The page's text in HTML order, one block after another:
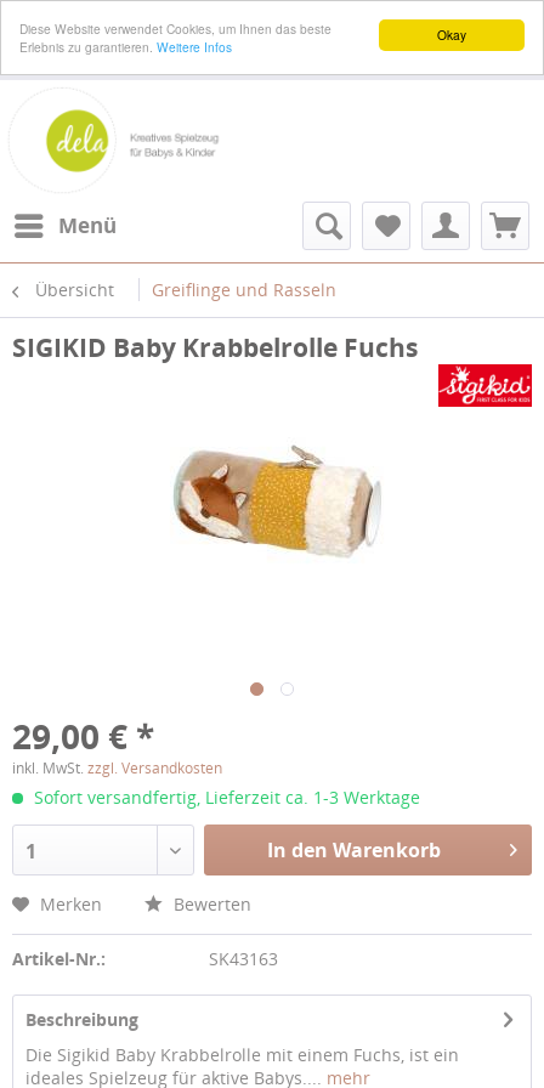
Okay
Diese Website verwendet Cookies, um Ihnen das beste
Erlebnis zu garantieren. Weitere Infos
Menü
Übersicht Greiflinge und Rasseln
SIGIKID Baby Krabbelrolle Fuchs
29,00 € *
inkl. MwSt. zzgl. Versandkosten
Sofort versandfertig, Lieferzeit ca. 1-3 Werktage
1 In den Warenkorb
Merken Bewerten
Artikel-Nr.: SK43163
Beschreibung
Die Sigikid Baby Krabbelrolle mit einem Fuchs, ist ein
ideales Spielzeug für aktive Babys.... mehr